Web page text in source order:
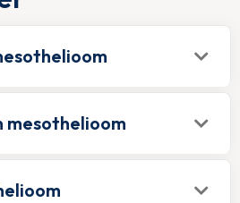
mesothelioom